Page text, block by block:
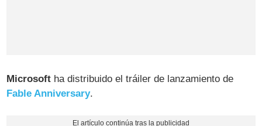
Microsoft ha distribuido el tráiler de lanzamiento de
Fable Anniversary.